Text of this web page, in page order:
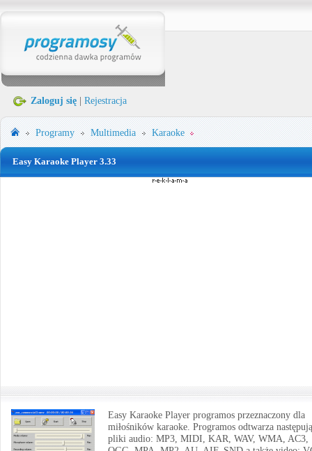
Zaloguj się Rejestracja
Programy Multimedia Karaoke
Easy Karaoke Player 3.33
Easy Karaoke Player programos przeznaczony dla
miłośników karaoke. Programos odtwarza
pliki audio: MP3, MIDI, KAR, WAV, WMA, AC3,